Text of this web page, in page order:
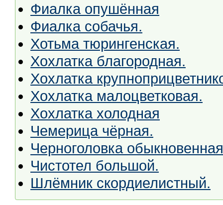
Фиалка опушённая
Фиалка собачья.
Хотьма тюрингенская.
Хохлатка благородная.
Хохлатка
Хохлатка малоцветковая.
Хохлатка холодная
Чемерица чёрная.
Черноголовка
Чистотел большой.
Шлёмник скордиелистный.